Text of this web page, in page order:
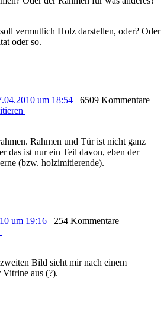
vermutlich Holz darstellen, oder? Oder
oder so.
um 18:54
6509 Kommentare
Rahmen und Tür ist nicht ganz
das ist nur ein Teil davon, eben der
(bzw. holzimitierende).
um 19:16
254 Kommentare
Bild sieht mir nach einem
Vitrine aus (?).